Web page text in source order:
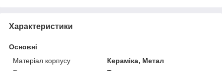
Характеристики
Основні
Матеріал корпусу
Кераміка, Метал